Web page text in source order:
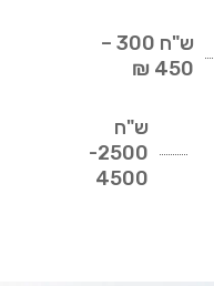
ש"ח
300 –
450 ₪
ש"ח
2500-
4500